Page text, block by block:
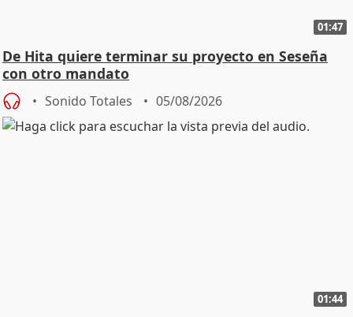
01:47
De Hita quiere terminar su proyecto en Seseña
con otro mandato
Sonido Totales 05/08/2026
01:44